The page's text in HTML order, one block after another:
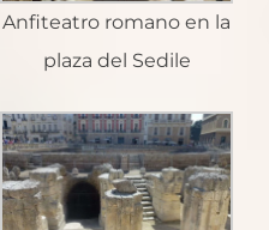
Anfiteatro romano en la
plaza del Sedile